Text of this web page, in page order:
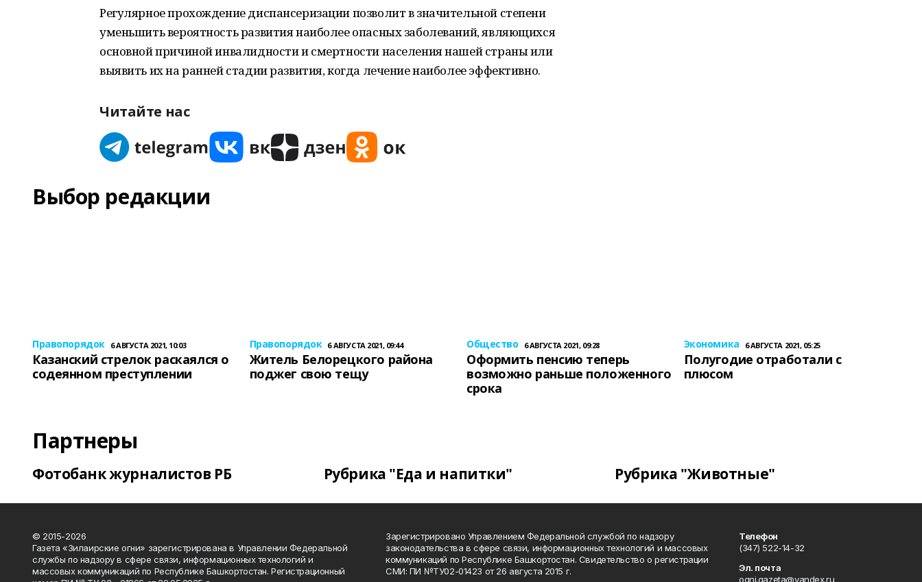
Регулярное прохождение диспансеризации позволит в значительной степени
уменьшить вероятность развития наиболее опасных заболеваний, являющихся
основной причиной инвалидности и смертности населения нашей страны или
выявить их на ранней стадии развития, когда лечение наиболее эффективно.
Читайте нас
Выбор редакции
Правопорядок 6 АВГУСТА 2021, 10:03
Казанский стрелок раскаялся о
содеянном преступлении
Правопорядок 6 АВГУСТА 2021, 09:44
Житель Белорецкого района
поджег свою тещу
Общество 6 АВГУСТА 2021, 09:28
Оформить пенсию теперь
возможно раньше положенного
срока
Экономика 6 АВГУСТА 2021, 05:25
Полугодие отработали с
плюсом
Партнеры
Фотобанк журналистов РБ Рубрика "Еда и напитки" Рубрика "Животные"
© 2015-2026
Газета «Зилаирские огни» зарегистрирована в Управлении Федеральной
службы по надзору в сфере связи, информационных технологий и
массовых коммуникаций по Республике Башкортостан. Регистрационный
Зарегистрировано Управлением Федеральной службой по надзору
законодательства в сфере связи, информационных технологий и массовых
коммуникаций по Республике Башкортостан. Свидетельство о регистрации
СМИ: ПИ №ТУ02-01423 от 26 августа 2015 г.
Телефон
(347) 522-14-32
Эл. почта
ogni.gazeta@yandex.ru